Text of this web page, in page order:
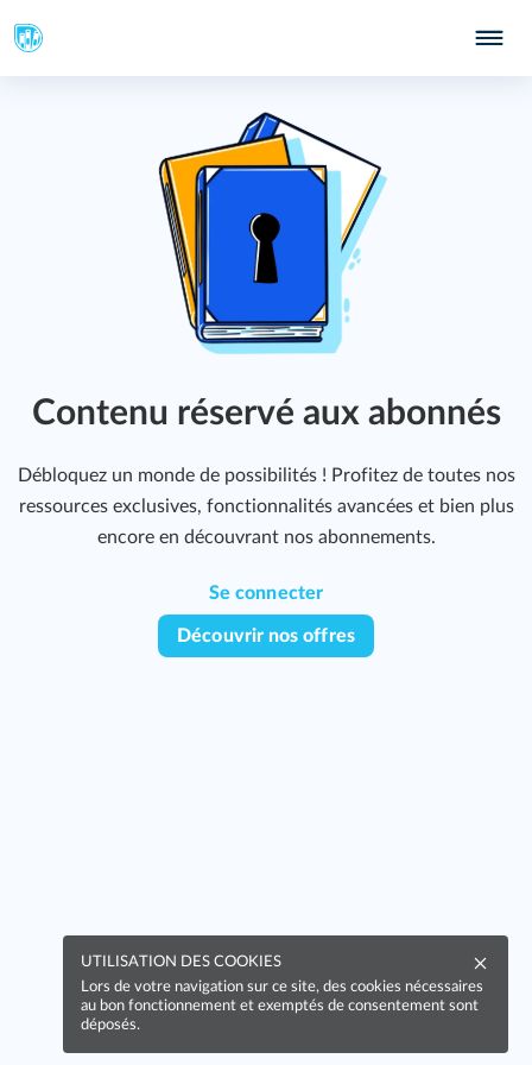
Contenu réservé aux abonnés
Débloquez un monde de possibilités ! Profitez de toutes nos
ressources exclusives, fonctionnalités avancées et bien plus
encore en découvrant nos abonnements.
Se connecter
Découvrir nos offres
UTILISATION DES COOKIES
Lors de votre navigation sur ce site, des cookies nécessaires
au bon fonctionnement et exemptés de consentement sont
déposés.